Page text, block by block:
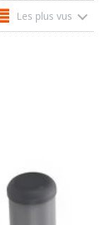
Les plus vus